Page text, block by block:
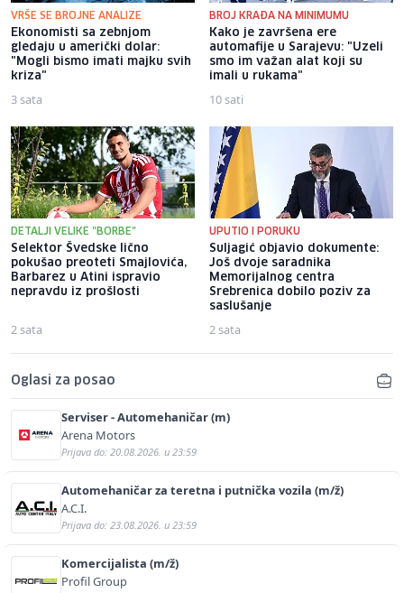
VRŠE SE BROJNE ANALIZE
Ekonomisti sa zebnjom
gledaju u američki dolar:
"Mogli bismo imati majku svih
kriza"
3 sata
BROJ KRAĐA NA MINIMUMU
Kako je završena ere
automafije u Sarajevu: "Uzeli
smo im važan alat koji su
imali u rukama"
10 sati
DETALJI VELIKE "BORBE"
Selektor Švedske lično
pokušao preoteti Smajlovića,
Barbarez u Atini ispravio
nepravdu iz prošlosti
2 sata
UPUTIO I PORUKU
Suljagić objavio dokumente:
Još dvoje saradnika
Memorijalnog centra
Srebrenica dobilo poziv za
saslušanje
2 sata
Oglasi za posao
Serviser - Automehaničar (m)
Arena Motors
Prijava do: 20.08.2026. u 23:59
Automehaničar za teretna i putnička vozila (m/ž)
A.C.I.
Prijava do: 23.08.2026. u 23:59
Komercijalista (m/ž)
Profil Group